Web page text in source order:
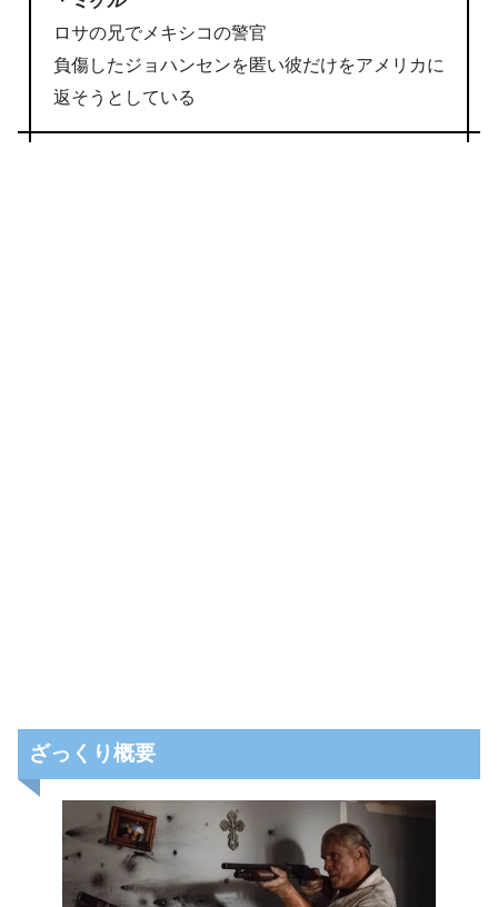
ロサの兄でメキシコの警官
負傷したジョハンセンを匿い彼だけをアメリカに
返そうとしている
ざっくり概要